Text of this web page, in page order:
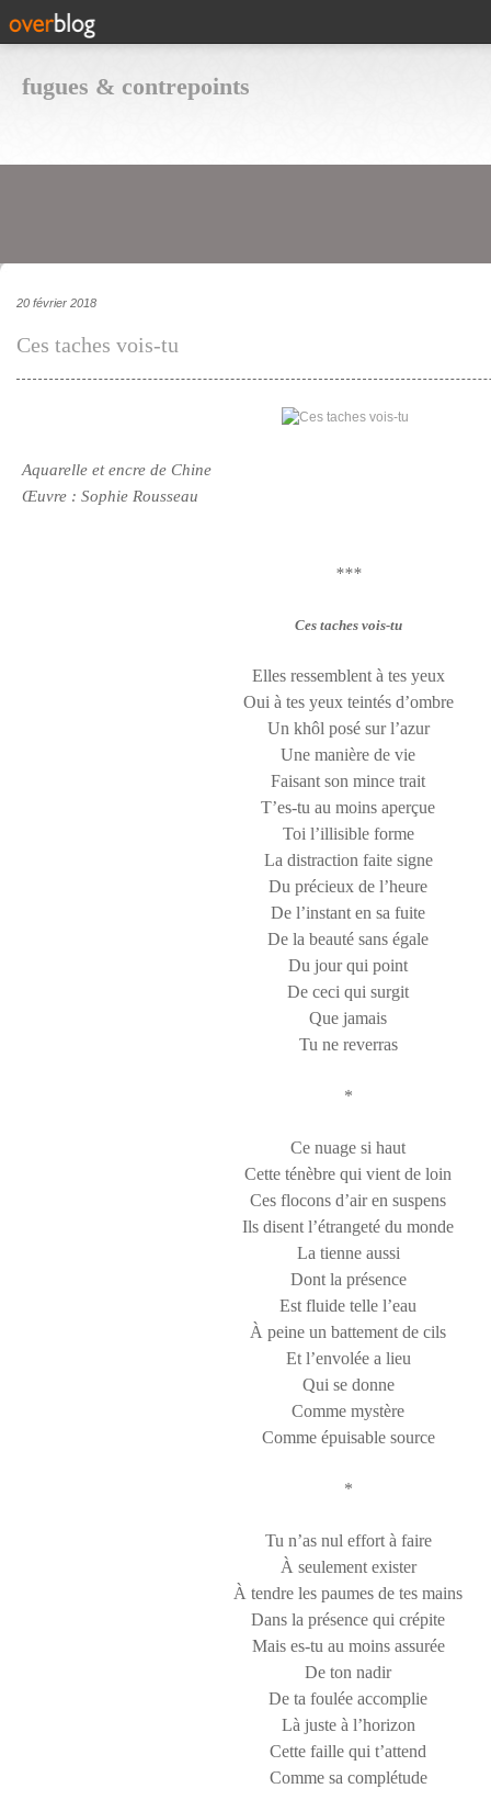
fugues & contrepoints
20 février 2018
Ces taches vois-tu
Aquarelle et encre de Chine
Œuvre : Sophie Rousseau
***
Ces taches vois-tu
Elles ressemblent à tes yeux
Oui à tes yeux teintés d’ombre
Un khôl posé sur l’azur
Une manière de vie
Faisant son mince trait
T’es-tu au moins aperçue
Toi l’illisible forme
La distraction faite signe
Du précieux de l’heure
De l’instant en sa fuite
De la beauté sans égale
Du jour qui point
De ceci qui surgit
Que jamais
Tu ne reverras
*
Ce nuage si haut
Cette ténèbre qui vient de loin
Ces flocons d’air en suspens
Ils disent l’étrangeté du monde
La tienne aussi
Dont la présence
Est fluide telle l’eau
À peine un battement de cils
Et l’envolée a lieu
Qui se donne
Comme mystère
Comme épuisable source
*
Tu n’as nul effort à faire
À seulement exister
À tendre les paumes de tes mains
Dans la présence qui crépite
Mais es-tu au moins assurée
De ton nadir
De ta foulée accomplie
Là juste à l’horizon
Cette faille qui t’attend
Comme sa complétude